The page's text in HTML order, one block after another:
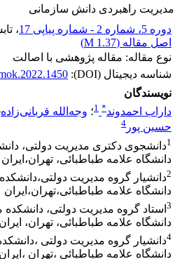
مدیریت راهبردی دانش سازمانی
دوره 5، شماره 2 - شماره پیاپی 17
،
اصل مقاله (1.37 M
)
نوع مقاله: مقاله پژوهشی با اصالت
شناسه دیجیتال (DOI):
نویسندگان
داراب احمدوند*
1؛ وجه‌الله قربانی‌زاده
حسین پور 4
1دانشجوی دکتری مدیریت دولتی،
دانشگاه علامه طباطبائی، تهران،ایران
2دانشیار گروه مدیریت
دانشگاه علامه طباطبائی،تهران،ایران
3 استاد گروه مدیریت دولتی،
دانشگاه علامه طباطبائی، تهران، ایران
4دانشیار گروه مدیریت دولتی
دانشگاه علامه طباطبائی ،تهران ،ایران